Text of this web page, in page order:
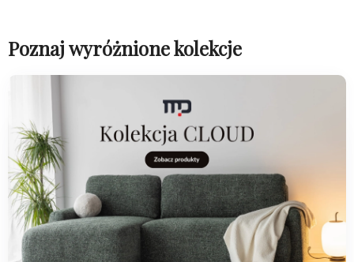
Poznaj wyróżnione kolekcje